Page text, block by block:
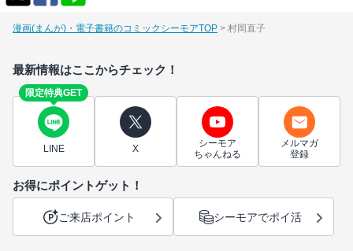
漫画(まんが)・電子書籍のコミックシーモアTOP 村岡直子
最新情報はここからチェック！
限定特典GET
LINE X
シーモア
ちゃんねる
メルマガ
登録
お得にポイントゲット！
ご来店ポイント シーモアでポイ活